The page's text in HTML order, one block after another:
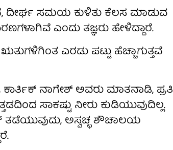
ದೀರ್ಘ ಸಮಯ ಕುಳಿತು ಕೆಲಸ ಮಾಡುವ
ಎಂದು ತಜ್ಞರು ಹೇಳಿದ್ದಾರೆ.
ಎರಡು ಪಟ್ಟು ಹೆಚ್ಚಾಗುತ್ತವೆ
ನಾಗೇಶ್ ಅವರು ಮಾತನಾಡಿ, ಪ್ರತಿ
ಸಾಕಷ್ಟು ನೀರು ಕುಡಿಯುವುದಿಲ್ಲ.
ಅಸ್ವಚ್ಛ ಶೌಚಾಲಯ